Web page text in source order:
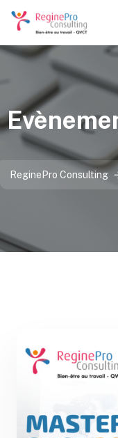
ReginePro Consulting